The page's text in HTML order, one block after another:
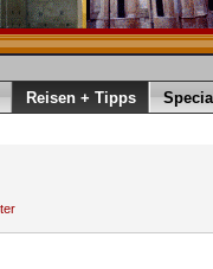
Reisen + Tipps